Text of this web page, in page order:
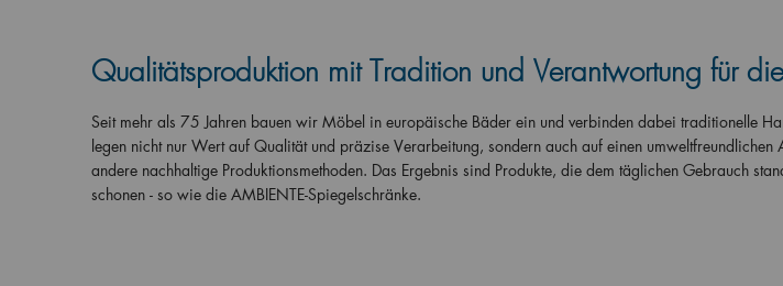
Qualitätsproduktion mit Tradition und Verantwortung für
Seit mehr als 75 Jahren bauen wir Möbel in europäische Bäder ein und verbinden dabei traditionelle
legen nicht nur Wert auf Qualität und präzise Verarbeitung, sondern auch auf einen umweltfreundlichen
andere nachhaltige Produktionsmethoden. Das Ergebnis sind Produkte, die dem täglichen Gebrauch
schonen - so wie die AMBIENTE-Spiegelschränke.